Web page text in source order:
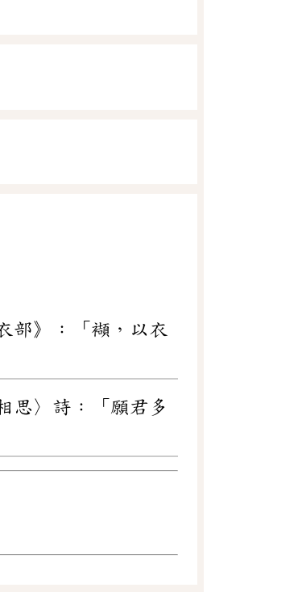
部》：「襭，以衣
思〉詩：「願君多